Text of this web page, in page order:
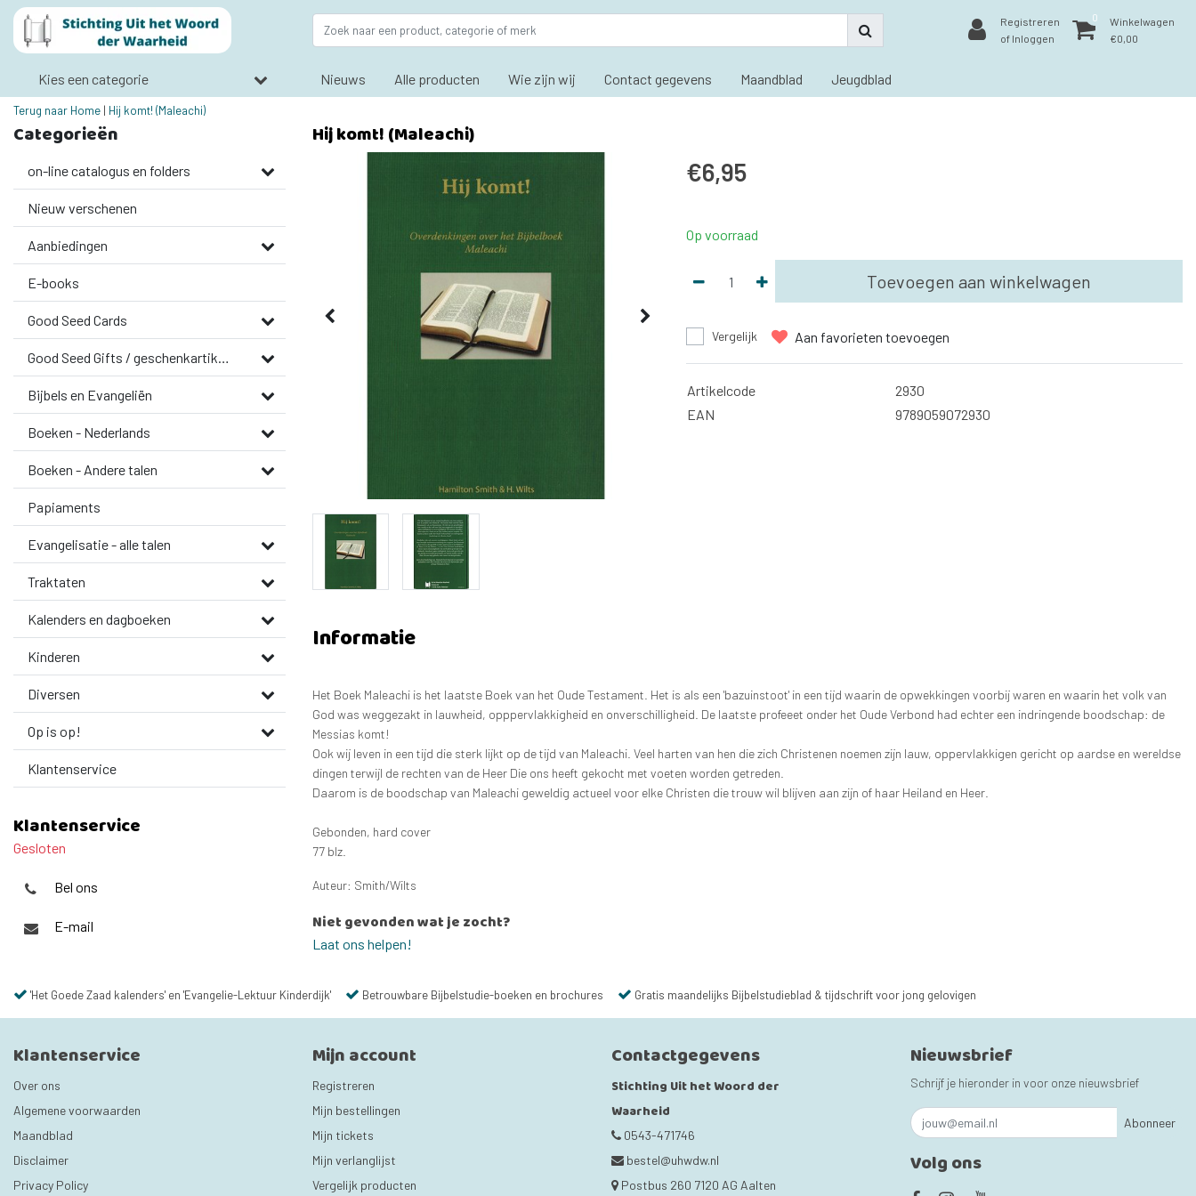
Registreren
of Inloggen
0
Winkelwagen
€0,00
Kies een categorie Nieuws Alle producten Wie zijn wij Contact gegevens Maandblad Jeugdblad
Terug naar Home | Hij komt! (Maleachi)
Categorieën
on-line catalogus en folders
Nieuw verschenen
Aanbiedingen
E-books
Good Seed Cards
Good Seed Gifts / geschenkartikelen
Bijbels en Evangeliën
Boeken - Nederlands
Boeken - Andere talen
Papiaments
Evangelisatie - alle talen
Traktaten
Kalenders en dagboeken
Kinderen
Diversen
Op is op!
Klantenservice
Klantenservice
Gesloten
Bel ons
E-mail
Hij komt! (Maleachi)
€6,95
Op voorraad
Toevoegen aan winkelwagen
Vergelijk Aan favorieten toevoegen
Artikelcode
2930
EAN
9789059072930
Informatie
Het Boek Maleachi is het laatste Boek van het Oude Testament. Het is als een 'bazuinstoot' in een tijd waarin de opwekkingen voorbij waren en waarin het volk van
God was weggezakt in lauwheid, opppervlakkigheid en onverschilligheid. De laatste profeeet onder het Oude Verbond had echter een indringende boodschap: de
Messias komt!
Ook wij leven in een tijd die sterk lijkt op de tijd van Maleachi. Veel harten van hen die zich Christenen noemen zijn lauw, oppervlakkigen gericht op aardse en wereldse
dingen terwijl de rechten van de Heer Die ons heeft gekocht met voeten worden getreden.
Daarom is de boodschap van Maleachi geweldig actueel voor elke Christen die trouw wil blijven aan zijn of haar Heiland en Heer.
Gebonden, hard cover
77 blz.
Auteur: Smith/Wilts
Niet gevonden wat je zocht?
Laat ons helpen!
'Het Goede Zaad kalenders' en 'Evangelie-Lektuur Kinderdijk' Betrouwbare Bijbelstudie-boeken en brochures Gratis maandelijks Bijbelstudieblad & tijdschrift voor jong gelovigen
Klantenservice
Over ons
Algemene voorwaarden
Maandblad
Disclaimer
Privacy Policy
Mijn account
Registreren
Mijn bestellingen
Mijn tickets
Mijn verlanglijst
Vergelijk producten
Contactgegevens
Stichting Uit het Woord der
Waarheid
0543-471746
bestel@uhwdw.nl
Postbus 260 7120 AG Aalten
Nieuwsbrief
Schrijf je hieronder in voor onze nieuwsbrief
Abonneer
Volg ons